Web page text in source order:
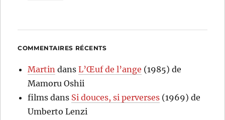
COMMENTAIRES RÉCENTS
Martin dansL’Œuf de l’ange (1985) de
Mamoru Oshii
films dans Si douces, si perverses (1969) de
Umberto Lenzi